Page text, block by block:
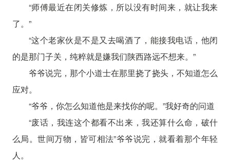
“师傅最近在闭关修炼，所以没有时间来，就让我来
了。”
“这个老家伙是不是又去喝酒了，能接我电话，他闭
的是那门子关，纯粹就是嫌我们陕西路远不想来。”
爷爷说完，那个小道士在那里挠了挠头，不知道怎么
应对。
“爷爷，你怎么知道他是来找你的呢。”我好奇的问道
“废话，我连这个都看不出来，我还算什么命，破什
么局。世间万物，皆可相法”爷爷说完，就看着那个年轻
人。